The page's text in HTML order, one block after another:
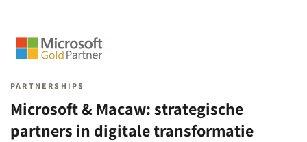
PARTNERSHIPS
Microsoft & Macaw: strategische
partners in digitale transformatie